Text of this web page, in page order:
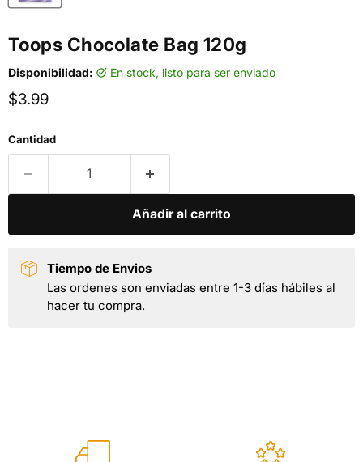
Toops Chocolate Bag 120g
Disponibilidad: en stock, listo para ser enviado
Precio actual
$3.99
Cantidad
Añadir al carrito
Tiempo de Envios
Las ordenes son enviadas entre 1-3 días hábiles al
hacer tu compra.